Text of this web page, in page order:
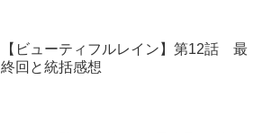
【ビューティフルレイン】第12話 最
終回と統括感想